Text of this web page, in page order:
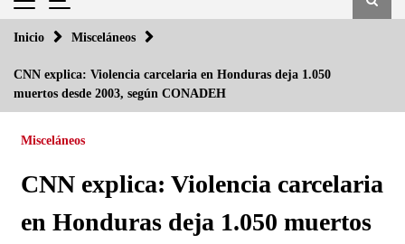
Inicio Misceláneos
CNN explica: Violencia carcelaria en Honduras deja 1.050
muertos desde 2003, según CONADEH
Misceláneos
CNN explica: Violencia carcelaria
en Honduras deja 1.050 muertos